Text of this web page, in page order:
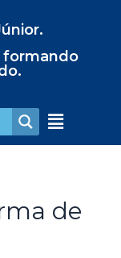
formando
de